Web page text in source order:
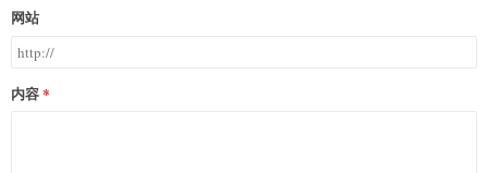
网站
内容